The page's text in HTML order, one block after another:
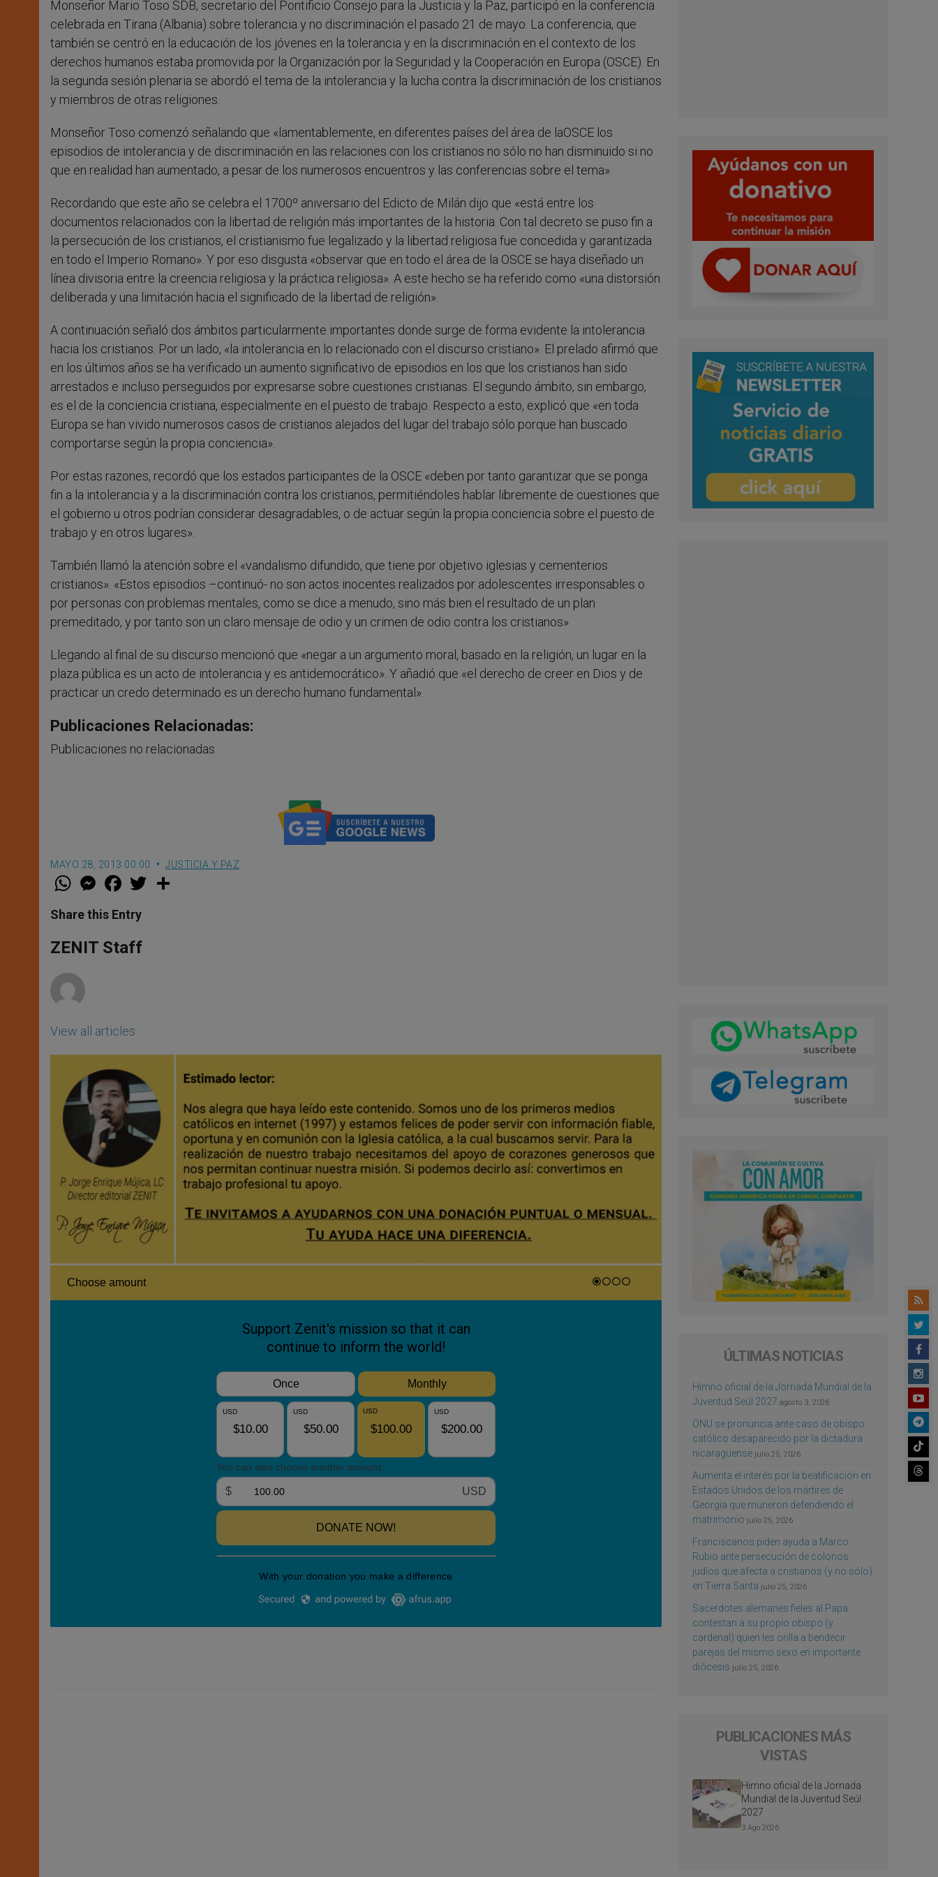
r
Monseñor Mario Toso SDB, secretario del Pontificio Consejo para la Justicia y la Paz, participó en la conferencia
celebrada en Tirana (Albania) sobre tolerancia y no discriminación el pasado 21 de mayo. La conferencia, que
también se centró en la educación de los jóvenes en la tolerancia y en la discriminación en el contexto de los
derechos humanos estaba promovida por la Organización por la Seguridad y la Cooperación en Europa (OSCE). En
la segunda sesión plenaria se abordó el tema de la intolerancia y la lucha contra la discriminación de los cristianos
y miembros de otras religiones.
Monseñor Toso comenzó señalando que «lamentablemente, en diferentes países del área de laOSCE los
episodios de intolerancia y de discriminación en las relaciones con los cristianos no sólo no han disminuido si no
que en realidad han aumentado, a pesar de los numerosos encuentros y las conferencias sobre el tema».
Recordando que este año se celebra el 1700º aniversario del Edicto de Milán dijo que «está entre los
documentos relacionados con la libertad de religión más importantes de la historia. Con tal decreto se puso fin a
la persecución de los cristianos, el cristianismo fue legalizado y la libertad religiosa fue concedida y garantizada
en todo el Imperio Romano». Y por eso disgusta «observar que en todo el área de la OSCE se haya diseñado un
línea divisoria entre la creencia religiosa y la práctica religiosa». A este hecho se ha referido como «una distorsión
deliberada y una limitación hacia el significado de la libertad de religión».
A continuación señaló dos ámbitos particularmente importantes donde surge de forma evidente la intolerancia
hacia los cristianos. Por un lado, «la intolerancia en lo relacionado con el discurso cristiano». El prelado afirmó que
en los últimos años se ha verificado un aumento significativo de episodios en los que los cristianos han sido
arrestados e incluso perseguidos por expresarse sobre cuestiones cristianas. El segundo ámbito, sin embargo,
es el de la conciencia cristiana, especialmente en el puesto de trabajo. Respecto a esto, explicó que «en toda
Europa se han vivido numerosos casos de cristianos alejados del lugar del trabajo sólo porque han buscado
comportarse según la propia conciencia».
Por estas razones, recordó que los estados participantes de la OSCE «deben por tanto garantizar que se ponga
fin a la intolerancia y a la discriminación contra los cristianos, permitiéndoles hablar libremente de cuestiones que
el gobierno u otros podrían considerar desagradables, o de actuar según la propia conciencia sobre el puesto de
trabajo y en otros lugares».
También llamó la atención sobre el «vandalismo difundido, que tiene por objetivo iglesias y cementerios
cristianos». «Estos episodios –continuó- no son actos inocentes realizados por adolescentes irresponsables o
por personas con problemas mentales, como se dice a menudo, sino más bien el resultado de un plan
premeditado, y por tanto son un claro mensaje de odio y un crimen de odio contra los cristianos».
Llegando al final de su discurso mencionó que «negar a un argumento moral, basado en la religión, un lugar en la
plaza pública es un acto de intolerancia y es antidemocrático». Y añadió que «el derecho de creer en Dios y de
practicar un credo determinado es un derecho humano fundamental».
Publicaciones Relacionadas:
Publicaciones no relacionadas.
MAYO 28, 2013 00:00 JUSTICIA Y PAZ
W
t
s
p
p
M
e
s
e
g
e
F
a
e
b
o
k
w
Share this Entry
ZENIT Staff
View all articles
ÚLTIMAS NOTICIAS
Himno oficial de la Jornada Mundial de la
Juventud Seúl 2027 agosto 3, 2026
ONU se pronuncia ante caso de obispo
católico desaparecido por la dictadura
nicaragüense julio 25, 2026
Aumenta el interés por la beatificación en
Estados Unidos de los mártires de
Georgia que murieron defendiendo el
matrimonio julio 25, 2026
Franciscanos piden ayuda a Marco
Rubio ante persecución de colonos
judíos que afecta a cristianos (y no sólo)
en Tierra Santa julio 25, 2026
Sacerdotes alemanes fieles al Papa
contestan a su propio obispo (y
cardenal) quien les orilla a bendecir
parejas del mismo sexo en importante
diócesis julio 25, 2026
PUBLICACIONES MÁS
VISTAS
Himno oficial de la Jornada
Mundial de la Juventud Seúl
2027
3 Ago 2026